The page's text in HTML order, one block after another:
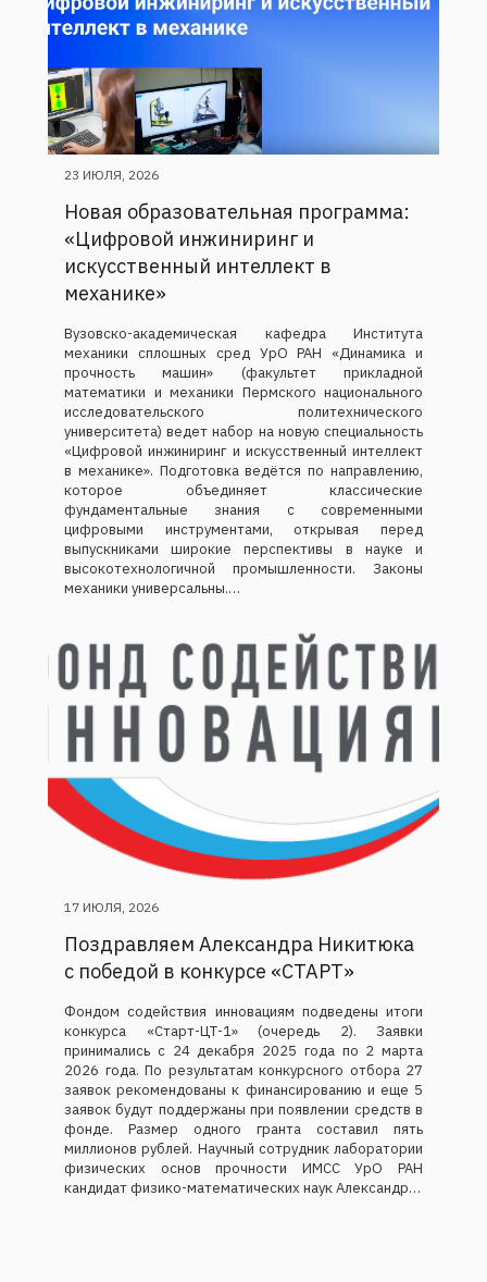
23 ИЮЛЯ, 2026
Новая образовательная программа:
«Цифровой инжиниринг и
искусственный интеллект в
механике»
Вузовско-академическая кафедра Института
механики сплошных сред УрО РАН «Динамика и
прочность машин» (факультет прикладной
математики и механики Пермского национального
исследовательского политехнического
университета) ведет набор на новую специальность
«Цифровой инжиниринг и искусственный интеллект
в механике». Подготовка ведётся по направлению,
которое объединяет классические
фундаментальные знания с современными
цифровыми инструментами, открывая перед
выпускниками широкие перспективы в науке и
высокотехнологичной промышленности. Законы
механики универсальны.…
17 ИЮЛЯ, 2026
Поздравляем Александра Никитюка
с победой в конкурсе «СТАРТ»
Фондом содействия инновациям подведены итоги
конкурса «Старт-ЦТ-1» (очередь 2). Заявки
принимались с 24 декабря 2025 года по 2 марта
2026 года. По результатам конкурсного отбора 27
заявок рекомендованы к финансированию и еще 5
заявок будут поддержаны при появлении средств в
фонде. Размер одного гранта составил пять
миллионов рублей. Научный сотрудник лаборатории
физических основ прочности ИМСС УрО РАН
кандидат физико-математических наук Александр…